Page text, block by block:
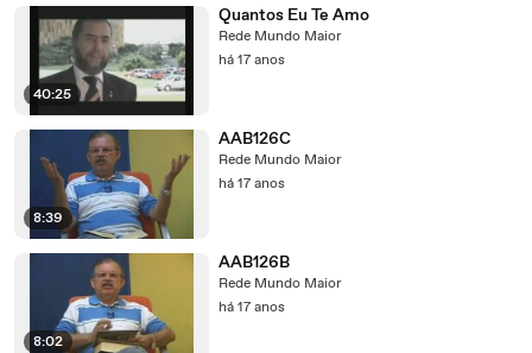
40:25
Quantos Eu Te Amo
Rede Mundo Maior
há 17 anos
8:39
AAB126C
Rede Mundo Maior
há 17 anos
8:02
AAB126B
Rede Mundo Maior
há 17 anos